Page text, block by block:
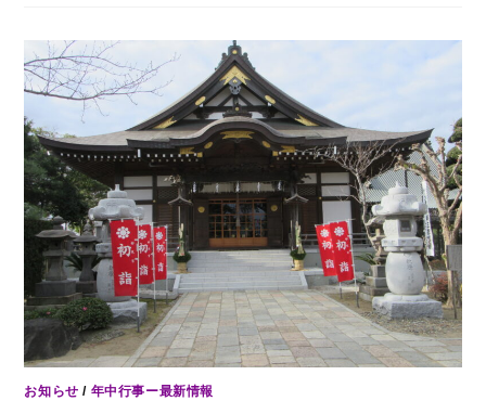
お知らせ / 年中行事ー最新情報